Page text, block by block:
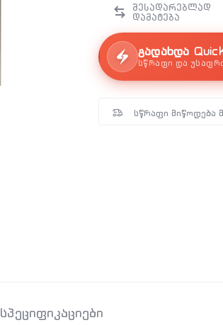
გადახდა
სწრაფი და
სწრაფი მიწოდება
სპეციფიკაციები